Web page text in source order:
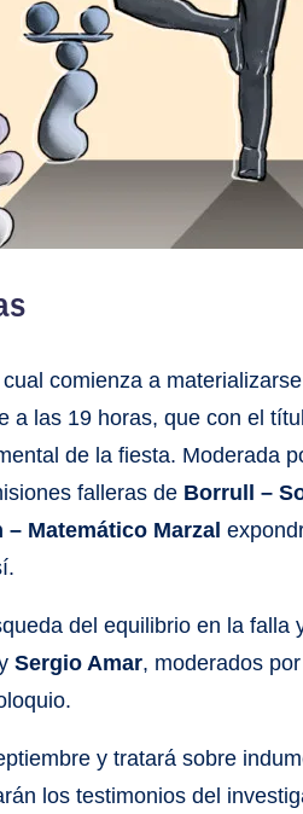
comienza a
las 19 horas, que con el
de la fiesta. Moderada
falleras de Borrull –
Matemático Marzal
del equilibrio en la falla
Sergio Amar, moderados
y tratará sobre
los testimonios del